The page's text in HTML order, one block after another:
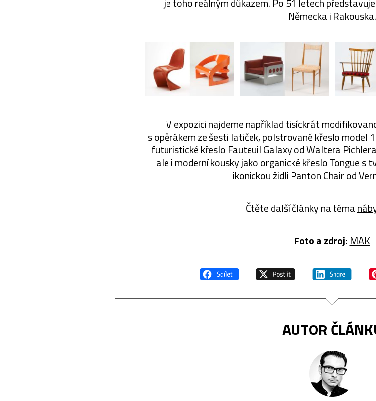
je toho reálným důkazem. Po 51 letech
Německa i Rakouska.
V expozici najdeme například tisíckrát
s opěrákem ze šesti latiček, polstrované křeslo model
futuristické křeslo Fauteuil Galaxy od Waltera
ale i moderní kousky jako organické křeslo Tongue s
ikonickou židli Panton Chair od
Čtěte další články na téma
Foto a zdroj: MAK
AUTOR